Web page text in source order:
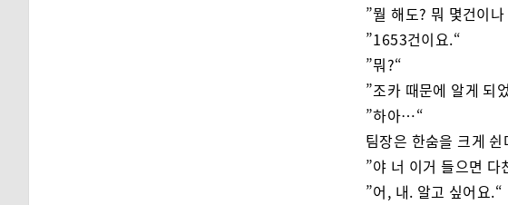
”뭘 해도? 뭐 몇건이
”1653건이요.“
”뭐?“
”조카 때문에 알게 되
”하아…“
팀장은 한숨을 크게 쉰
”야 너 이거 들으면 다
”어, 내. 알고 싶어요.“